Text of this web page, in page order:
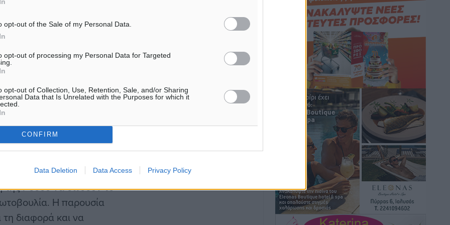
opt-out of the Sale of my Personal Data.
opt-out of processing my Personal Data for Targeted
opt-out of Collection, Use, Retention, Sale, and/or Sharing
Data that Is Unrelated with the Purposes for which it
CONFIRM
Data Deletion Data Access Privacy Policy
του συλλόγου
βρίσκεται δίπλα σε
δράση
σε δύναμη
τη διάρκεια της
οι
προαιρετικά το ποσό
πώληση τα επίσημα
2026», με το σύνολο
έργου του συλλόγου.
προπονητές, τους
της Ρόδου να δώσουν το
Η παρουσία
διαφορά και να
Hotels – Χατζηλαζάρου – Προχωρά
καινούργιο ξενοδοχείο στην Κω
Τοπικές Ειδήσεις• πριν 4 ώρες
Αυτοκίνητο μπήκε παράνομα σε
μονόδρομο στο Μαστιχάρι –
Αναποδογύρισε όχημα με μητέρα και
5χρονο παιδί
Τοπικές Ειδήσεις• πριν 4 ώρες
“Η Ευρώπη αντιμετώπιζε το
προσφυγικό σαν ταινία τρόμου” – Η
συγκλονιστική μαρτυρία της Χαρούλας
Γιασιράνη στον RV για τα γεγονότα που
οδήγησαν στο Σύμφωνο της Λέρου
Τοπικές Ειδήσεις• πριν 4 ώρες
Συναυλία με τον Γιάννη Κότσιρα στις